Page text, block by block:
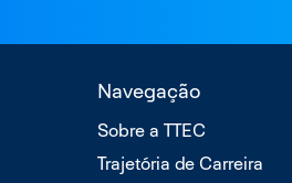
Navegação
Sobre a TTEC
Trajetória de Carreira